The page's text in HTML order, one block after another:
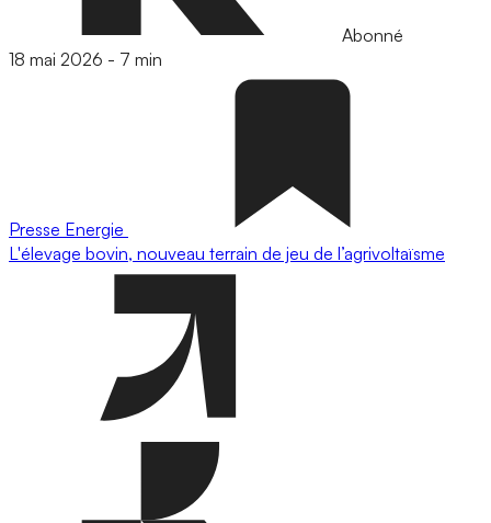
Abonné
18 mai 2026 - 7 min
Presse Energie
L'élevage bovin, nouveau terrain de jeu de l’agrivoltaïsme